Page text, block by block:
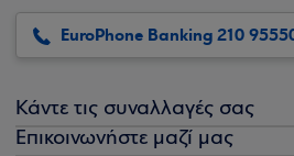
EuroPhone Banking 210
Κάντε τις συναλλαγές σας
Επικοινωνήστε μαζί μας